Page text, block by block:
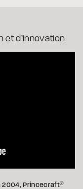
et d’innovation
2004, Princecraft®